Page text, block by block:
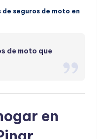
seguros de moto en
de moto que
en